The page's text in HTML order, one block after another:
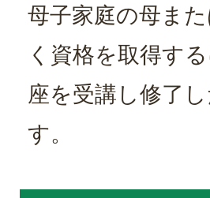
母子家庭の母ま
く資格を取得す
座を受講し修了
す。